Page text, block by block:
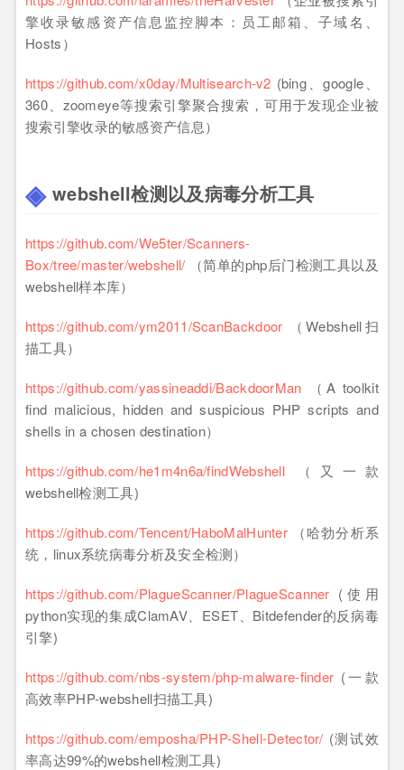
擎收录敏感资产信息监控脚本：员工邮箱、子域名、
Hosts）
https://github.com/x0day/Multisearch-v2 (bing、google、
360、zoomeye等搜索引擎聚合搜索，可用于发现企业被
搜索引擎收录的敏感资产信息）
webshell检测以及病毒分析工具
https://github.com/We5ter/Scanners-
Box/tree/master/webshell/ （简单的php后门检测工具以及
webshell样本库）
https://github.com/ym2011/ScanBackdoor （Webshell扫
描工具）
https://github.com/yassineaddi/BackdoorMan （A toolkit
find malicious, hidden and suspicious PHP scripts and
shells in a chosen destination）
https://github.com/he1m4n6a/findWebshell （又一款
webshell检测工具)
https://github.com/Tencent/HaboMalHunter （哈勃分析系
统，linux系统病毒分析及安全检测）
https://github.com/PlagueScanner/PlagueScanner (使用
python实现的集成ClamAV、ESET、Bitdefender的反病毒
引擎)
https://github.com/nbs-system/php-malware-finder (一款
高效率PHP-webshell扫描工具)
https://github.com/emposha/PHP-Shell-Detector/ (测试效
率高达99%的webshell检测工具)